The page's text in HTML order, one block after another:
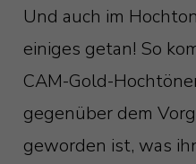
Und auch im
einiges getan! So
CAM-Gold-
gegenüber dem
geworden ist, was